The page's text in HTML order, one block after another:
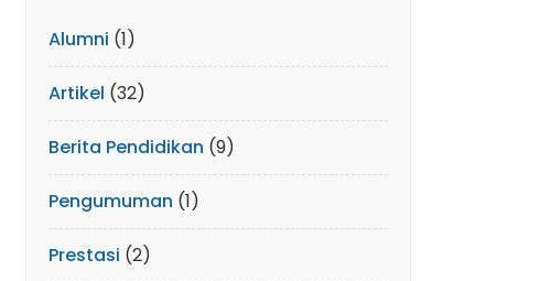
Alumni (1)
Artikel (32)
Berita Pendidikan (9)
Pengumuman (1)
Prestasi (2)